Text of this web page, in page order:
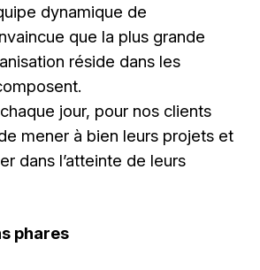
dynamique de
que la plus grande
réside dans les
jour, pour nos clients
mener à bien leurs projets et
dans l’atteinte de leurs
phares